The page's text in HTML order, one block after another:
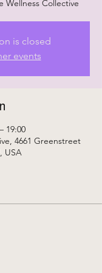
Wellness Collective
is closed
events
19:00
4661 Greenstreet
USA